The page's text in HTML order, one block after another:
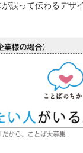
誤って伝わるデザ